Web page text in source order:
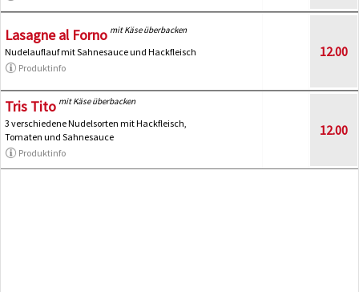
Lasagne al Forno mit Käse überbacken
Nudelauflauf mit Sahnesauce und Hackfleisch
Produktinfo
12.00
Tris Tito mit Käse überbacken
3 verschiedene Nudelsorten mit Hackfleisch,
Tomaten und Sahnesauce
Produktinfo
12.00